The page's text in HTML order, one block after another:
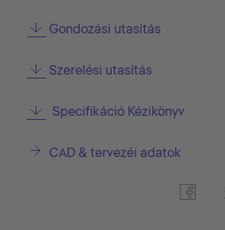
Gondozási utasítás
Szerelési utasítás
Specifikáció Kézikönyv
CAD & tervezéi adatok